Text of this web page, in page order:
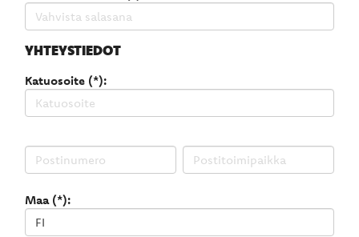
YHTEYSTIEDOT
Katuosoite (*):
Maa (*):